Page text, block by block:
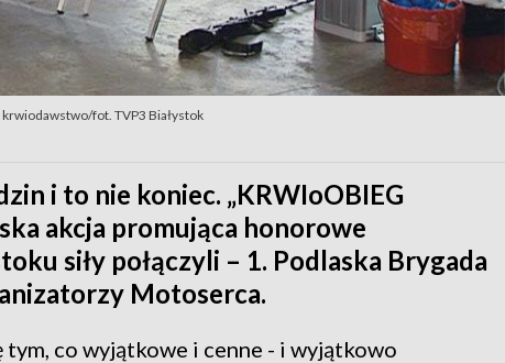
fot. TVP3 Białystok
i to nie koniec. „KRWIoOBIEG
akcja promująca honorowe
siły połączyli – 1. Podlaska Brygada
Motoserca.
co wyjątkowe i cenne - i wyjątkowo